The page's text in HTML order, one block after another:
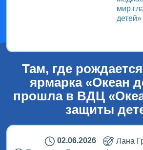
мир
детей»
Там, где
ярмарка «Океан
прошла в ВДЦ
защиты
02.06.2026
Лана